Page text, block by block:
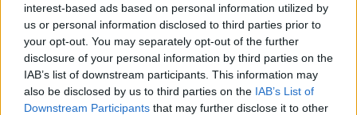
interest-based ads based on personal information utilized by
us or personal information disclosed to third parties prior to
your opt-out. You may separately opt-out of the further
disclosure of your personal information by third parties on the
IAB’s list of downstream participants. This information may
also be disclosed by us to third parties on the IAB’s List of
Downstream Participants that may further disclose it to other
Notícies relacionades
Trobada informal amb els mitjans de
comunicació
CLUB